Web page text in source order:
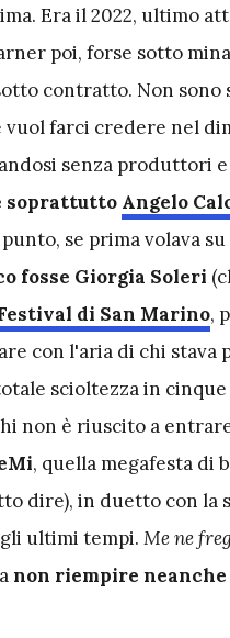
Era il 2022, ultimo
poi, forse sotto
contratto. Non sono
vuol farci credere nel
senza produttori
soprattutto Angelo
se prima volava
fosse Giorgia Soleri
di San Marino,
con l'aria di chi stava
scioltezza in
non è riuscito a
, quella megafesta di
dire), in duetto con la
ultimi tempi. Me ne
anon riempire